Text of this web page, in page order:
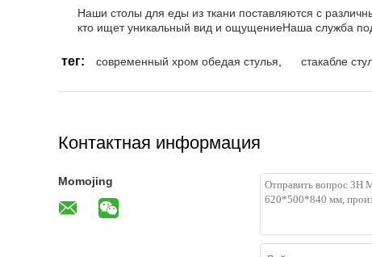
Наши столы для еды из ткани поставляются с
кто ищет уникальный вид и ощущениеНаша служба
тег: современный хром обедая стулья стакабле
Контактная информация
Momojing